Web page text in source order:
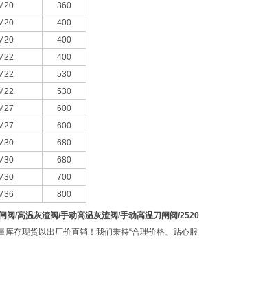
360
400
400
400
530
530
600
600
680
680
700
800
阀/高温灰渣阀/手动高温灰渣阀/手动高温刀闸阀/2520
库存现货以出厂价直销！我们秉持“合理价格、贴心服